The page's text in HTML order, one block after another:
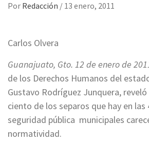
Por Redacción / 13 enero, 2011
Carlos Olvera
Guanajuato, Gto. 12 de enero de
de los Derechos Humanos del
Gustavo Rodríguez Junquera,
ciento de los separos que hay en
seguridad pública municipales
normatividad.